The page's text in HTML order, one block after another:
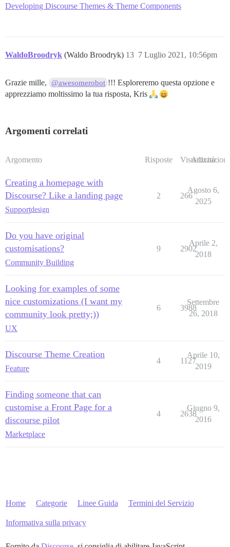
Developing Discourse Themes & Theme Components
WaldoBroodryk (Waldo Broodryk) 7 Luglio 2021, 10:56pm
13
Grazie mille, @awesomerobot !!! Esploreremo questa opzione e
apprezziamo moltissimo la tua risposta, Kris
Argomenti correlati
Argomento Risposte Visualizzazioni
Attività
Creating a homepage with
Discourse? Like a landing page
Supportdesign
2 266
Agosto 6,
2025
Do you have original
customisations?
Community Building
9 2902
Aprile 2,
2018
Looking for examples of some
nice customizations (I want my
community look pretty;))
UX
6 3988
Settembre
26, 2018
Discourse Theme Creation
Feature
4 1127
Aprile 10,
2019
Finding someone that can
customise a Front Page for a
discourse pilot
Marketplace
4 2638
Giugno 9,
2016
Home Categorie Linee Guida Termini del Servizio
Informativa sulla privacy